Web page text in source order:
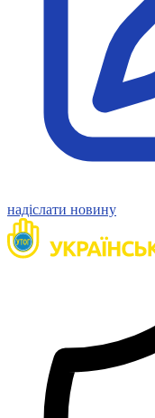
Молодіжні
Ветерани
Мережа УТОГ
Рекорди
Видання
Звіти
Посилання
Контакти
Навчальні
Для
Я
Реєстр
товариства
Підготовка
надіслати новину